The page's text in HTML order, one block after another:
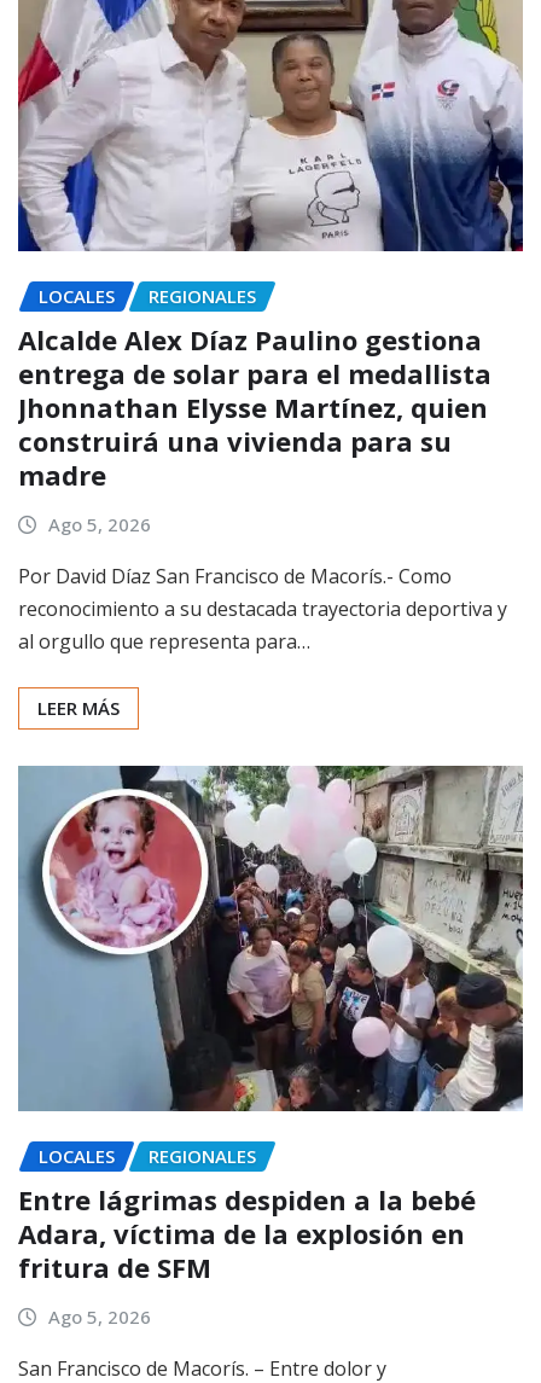
LOCALES REGIONALES
Alcalde Alex Díaz Paulino gestiona
entrega de solar para el medallista
Jhonnathan Elysse Martínez, quien
construirá una vivienda para su
madre
Ago 5, 2026
Por David Díaz San Francisco de Macorís.- Como
reconocimiento a su destacada trayectoria deportiva y
al orgullo que representa para…
LEER MÁS
LOCALES REGIONALES
Entre lágrimas despiden a la bebé
Adara, víctima de la explosión en
fritura de SFM
Ago 5, 2026
San Francisco de Macorís. – Entre dolor y